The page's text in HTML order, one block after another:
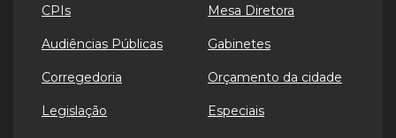
CPIs
Audiências Públicas
Corregedoria
Legislação
Mesa Diretora
Gabinetes
Orçamento da cidade
Especiais